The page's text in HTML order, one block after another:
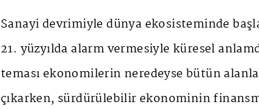
Sanayi devrimiyle dünya ekosisteminde
21. yüzyılda alarm vermesiyle küresel
teması ekonomilerin neredeyse bütün
çıkarken, sürdürülebilir ekonominin